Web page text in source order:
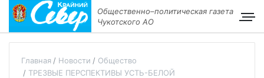
Общественно–политическая газета
Чукотского АО
Главная Новости
Общество
ТРЕЗВЫЕ ПЕРСПЕКТИВЫ УСТЬ-БЕЛОЙ